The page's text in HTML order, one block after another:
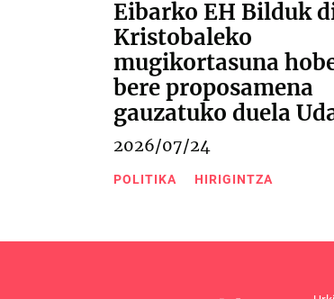
Eibarko EH Bilduk
Kristobaleko
mugikortasuna
bere proposamena
gauzatuko duela
2026/07/24
POLITIKA HIRIGINTZA